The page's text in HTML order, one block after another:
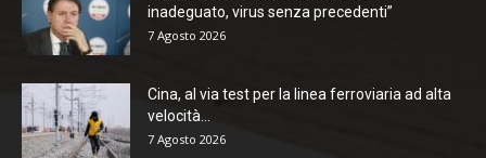
inadeguato, virus senza precedenti”
7 Agosto 2026
Cina, al via test per la linea ferroviaria ad alta
velocità...
7 Agosto 2026